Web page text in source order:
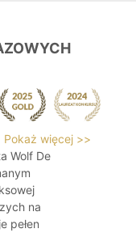
Pokaż więcej >>
Wolf De
na
pełen